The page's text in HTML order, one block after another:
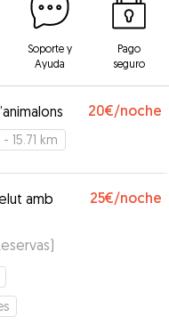
Soporte y
Ayuda
Pago
seguro
20€/noche
- 15.71 km
amb
25€/noche
)